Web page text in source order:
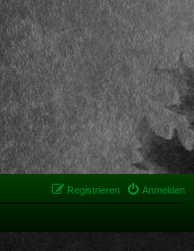
Anmelden
Registrieren